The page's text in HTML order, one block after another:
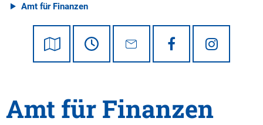
Amt für Finanzen
Amt für Finanzen